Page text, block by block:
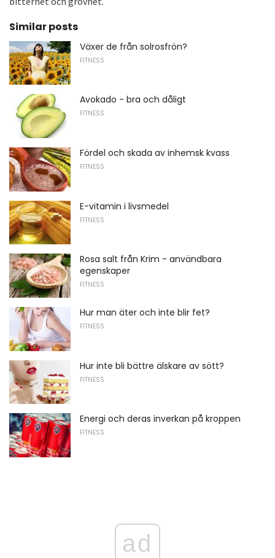
Similar posts
Växer de från solrosfrön?
FITNESS
Avokado - bra och dåligt
FITNESS
Fördel och skada av inhemsk kvass
FITNESS
E-vitamin i livsmedel
FITNESS
Rosa salt från Krim - användbara
egenskaper
FITNESS
Hur man äter och inte blir fet?
FITNESS
Hur inte bli bättre älskare av sött?
FITNESS
Energi och deras inverkan på kroppen
FITNESS
ad